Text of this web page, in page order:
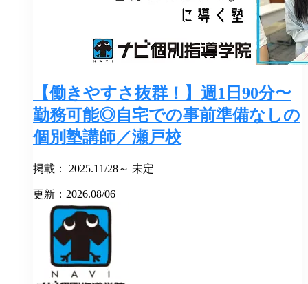
【働きやすさ抜群！】週1日90分〜
勤務可能◎自宅での事前準備なしの
個別塾講師／瀬戸校
掲載： 2025.11/28～ 未定
更新：2026.08/06